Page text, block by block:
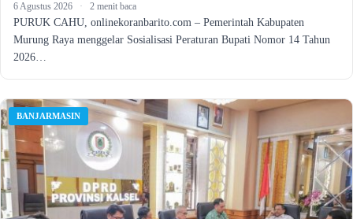
6 Agustus 2026 · 2 menit baca
PURUK CAHU, onlinekoranbarito.com – Pemerintah Kabupaten
Murung Raya menggelar Sosialisasi Peraturan Bupati Nomor 14 Tahun
2026…
BANJARMASIN